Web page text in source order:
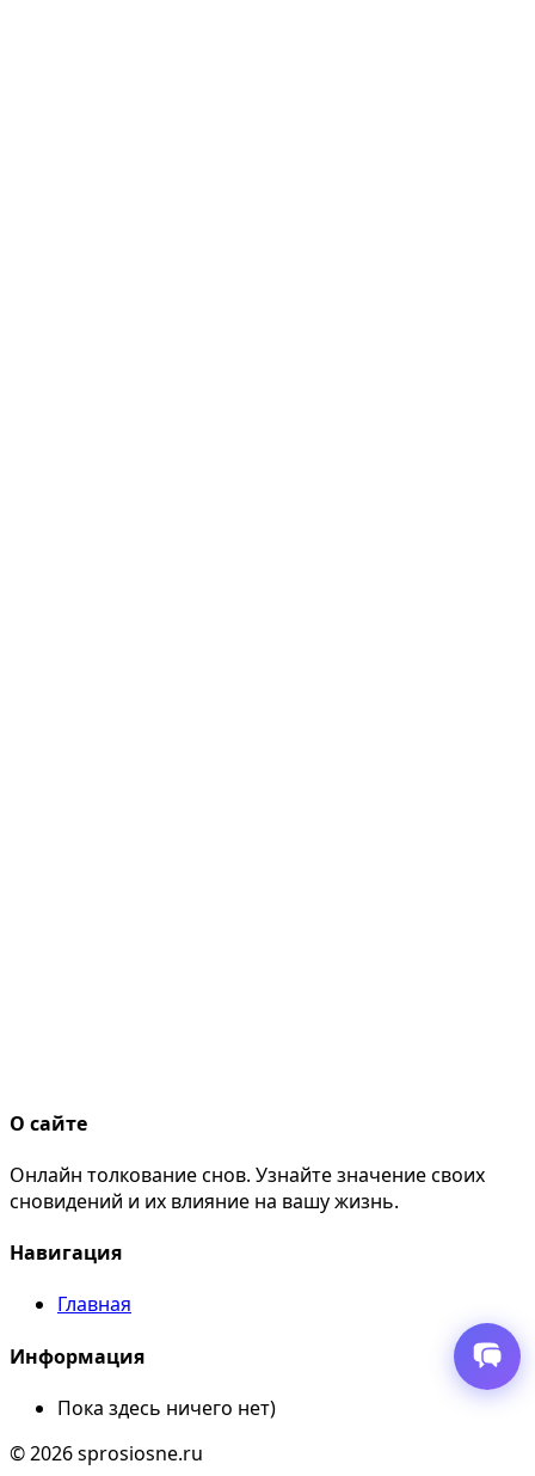
О сайте
Онлайн толкование снов. Узнайте значение своих
сновидений и их влияние на вашу жизнь.
Навигация
Главная
Информация
Пока здесь ничего нет)
© 2026 sprosiosne.ru